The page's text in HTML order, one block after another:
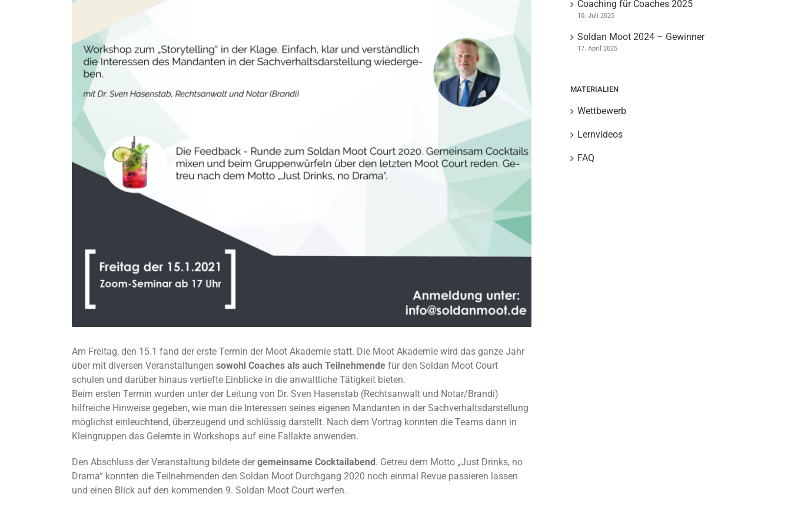
Am Freitag, den 15.1 fand der erste Termin der Moot Akademie statt. Die Moot Akademie wird das ganze Jahr
über mit diversen Veranstaltungen sowohl Coaches als auch Teilnehmende für den Soldan Moot Court
schulen und darüber hinaus vertiefte Einblicke in die anwaltliche Tätigkeit bieten.
Beim ersten Termin wurden unter der Leitung von Dr. Sven Hasenstab (Rechtsanwalt und Notar/Brandi)
hilfreiche Hinweise gegeben, wie man die Interessen seines eigenen Mandanten in der Sachverhaltsdarstellung
möglichst einleuchtend, überzeugend und schlüssig darstellt. Nach dem Vortrag konnten die Teams dann in
Kleingruppen das Gelernte in Workshops auf eine Fallakte anwenden.
Den Abschluss der Veranstaltung bildete dergemeinsame Cocktailabend. Getreu dem Motto „Just Drinks, no
Drama“ konnten die Teilnehmenden den Soldan Moot Durchgang 2020 noch einmal Revue passieren lassen
und einen Blick auf den kommenden 9. Soldan Moot Court werfen.
Coaching für Coaches 2025
10. Juli 2025
Soldan Moot 2024 – Gewinner
17. April 2025
MATERIALIEN
Wettbewerb
Lernvideos
FAQ